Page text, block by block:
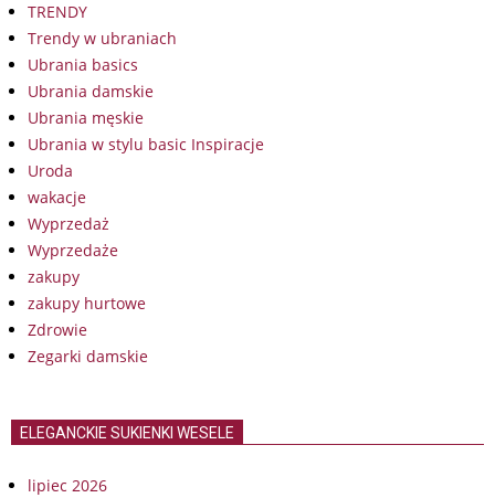
TRENDY
Trendy w ubraniach
Ubrania basics
Ubrania damskie
Ubrania męskie
Ubrania w stylu basic Inspiracje
Uroda
wakacje
Wyprzedaż
Wyprzedaże
zakupy
zakupy hurtowe
Zdrowie
Zegarki damskie
ELEGANCKIE SUKIENKI WESELE
lipiec 2026